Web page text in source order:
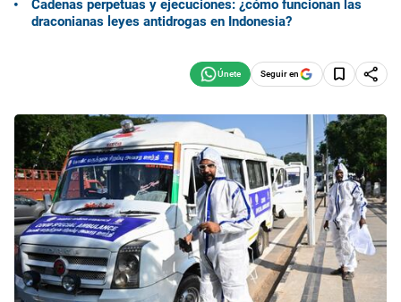
Cadenas perpetuas y ejecuciones: ¿cómo funcionan las
draconianas leyes antidrogas en Indonesia?
Seguir en